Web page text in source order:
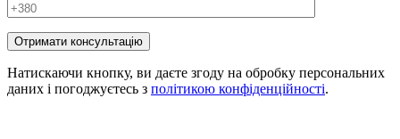
Натискаючи кнопку, ви даєте згоду на обробку персональних
даних і погоджуєтесь з політикою конфіденційності.